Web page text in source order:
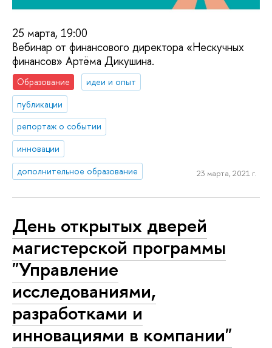
25 марта, 19:00​​
Вебинар от финансового директора «Нескучных
финансов» Артёма Дикушина.
Образование
идеи и опыт
публикации
репортаж о событии
инновации
дополнительное образование
23 марта, 2021 г.
День открытых дверей
магистерской программы
"Управление
исследованиями,
разработками и
инновациями в компании"